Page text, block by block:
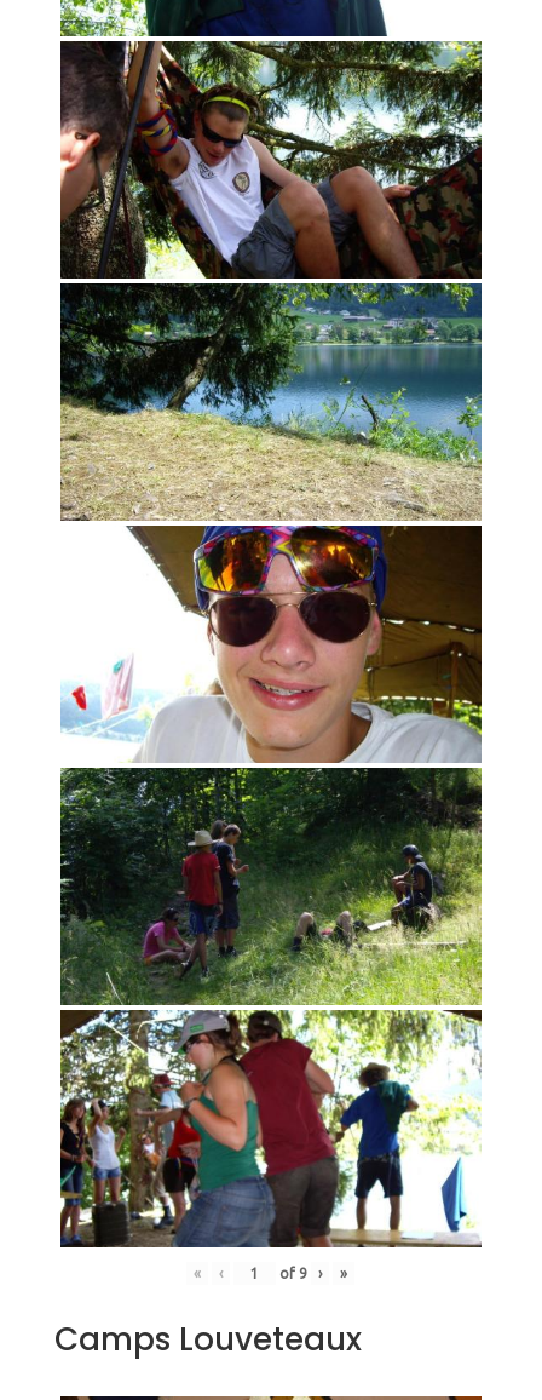
« ‹ of 9 › »
Camps Louveteaux